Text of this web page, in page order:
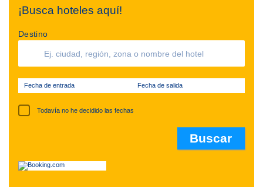
¡Busca hoteles aquí!
Destino
Fecha de entrada Fecha de salida
Todavía no he decidido las fechas